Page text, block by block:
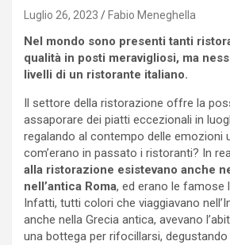
Luglio 26, 2023 Fabio Meneghella
Nel mondo sono presenti tanti
qualità in posti meravigliosi, ma
livelli di un ristorante italiano.
Il settore della ristorazione offre la
assaporare dei piatti eccezionali in
regalando al contempo delle emozioni
com’erano in passato i ristoranti? In
alla ristorazione esistevano anche
nell’antica Roma, ed erano le famose
Infatti, tutti colori che viaggiavano
anche nella Grecia antica, avevano
una bottega per rifocillarsi,